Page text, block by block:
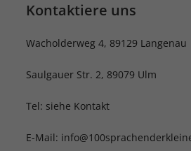
Kontaktiere uns
Wacholderweg 4, 89129 Langenau
Saulgauer Str. 2, 89079 Ulm
Tel: siehe Kontakt
E-Mail: